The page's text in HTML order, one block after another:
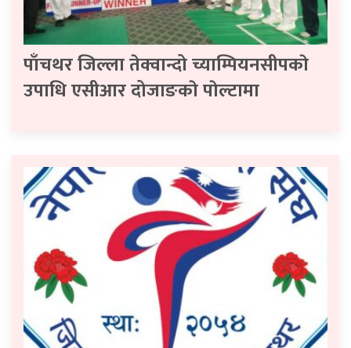
पाँचथर जिल्ला तेक्वान्दो च्याम्पियनसीपकाे
उपाधि एसीआर दोजाङकाे पाेल्टामा